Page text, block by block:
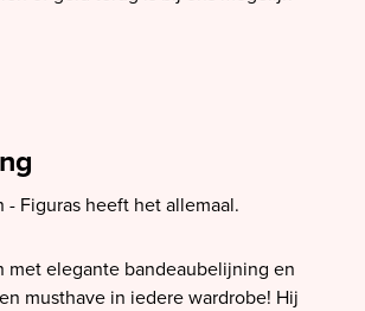
- Figuras heeft het allemaal.
met elegante bandeaubelijning en
musthave in iedere wardrobe! Hij